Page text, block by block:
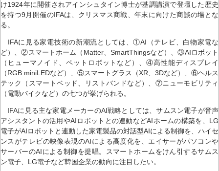
け1924年に開催されアインシュタイン博士が基調講演で登壇した歴史
を持つ9月開催のIFAは、クリスマス商戦、年末に向けた商談の場とな
る。
IFAに見る家電技術の新潮流としては、①AI（テレビ、白物家電な
ど）、②スマートホーム（Matter、SmartThingsなど）、③AIロボット
（ヒューマノイド、ペットロボットなど）、④高性能ディスプレイ
（RGB miniLEDなど）、⑤スマートグラス（XR、3Dなど）、⑥ヘルス
テック（スマートベッド、リストバンドなど）、⑦ニューモビリティ
（電動バイクなど）の七つが挙げられる。
IFAに見る主な家電メーカーのAI戦略としては、サムスン電子が音声
アシスタントの活用やAIロボットとの連動などAIホームの構築を、LG
電子がAIロボットと連動した家電製品の対話型AIによる制御を、ハイセ
ンスがテレビの映像表現のAIによる高度化を、エイサーがパソコンや
サーバーのAIによる制御を提唱。スマートホームをけん引するサムス
ン電子、LG電子など韓国企業の動向に注目したい。